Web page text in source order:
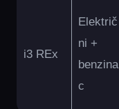
i3 REx
Električ
ni +
benzina
c